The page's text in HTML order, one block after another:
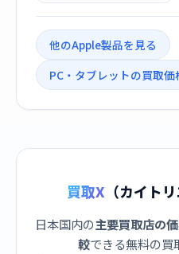
他のApple製品を見る
PC・タブレットの買取価
買取X （カイト
日本国内の主要買取店の
較できる無料の買